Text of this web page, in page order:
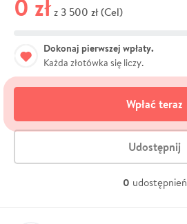
0 zł z 3 500 zł (Cel)
Dokonaj pierwszej wpłaty.
Każda złotówka się liczy.
Wpłać teraz
Udostępnij
0 udostępnień